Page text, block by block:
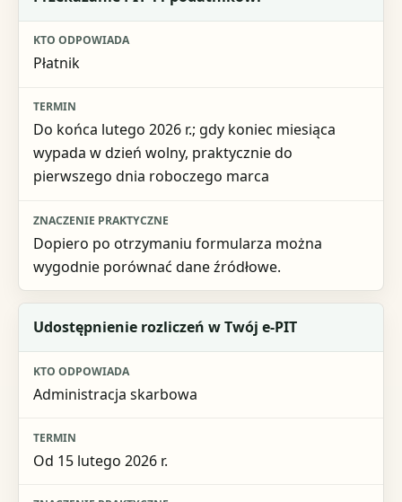
Płatnik
Do końca lutego 2026 r.; gdy koniec miesiąca
wypada w dzień wolny, praktycznie do
pierwszego dnia roboczego marca
Dopiero po otrzymaniu formularza można
wygodnie porównać dane źródłowe.
Udostępnienie rozliczeń w Twój e-PIT
Administracja skarbowa
Od 15 lutego 2026 r.